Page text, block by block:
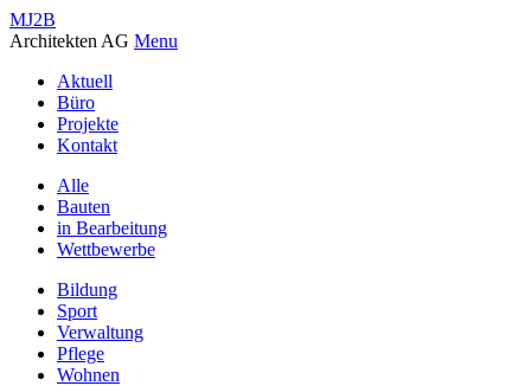
MJ2B
Architekten AG Menu
Aktuell
Büro
Projekte
Kontakt
Alle
Bauten
in Bearbeitung
Wettbewerbe
Bildung
Sport
Verwaltung
Pflege
Wohnen